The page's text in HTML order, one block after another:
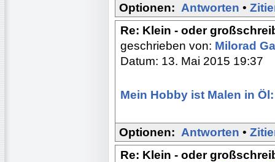
Optionen: Antworten •
Re: Klein - oder
geschrieben von: Milorad
Datum: 13. Mai 2015 19:37
Mein Hobby ist Malen in
Optionen: Antworten •
Re: Klein - oder